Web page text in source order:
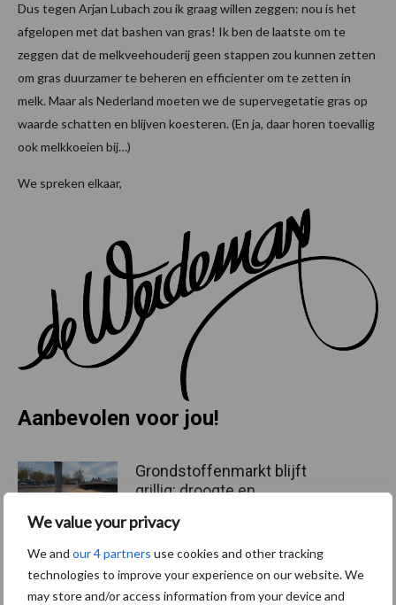
We value your privacy
We and our 4 partners use cookies and other tracking
technologies to improve your experience on our website. We
may store and/or access information from your device and
Dus tegen Arjan Lubach zou ik graag willen zeggen: nou is het
afgelopen met dat bashen van gras! Ik ben de laatste om te
zeggen dat de melkveehouderij geen stappen zou kunnen zetten
om gras duurzamer te beheren en efficienter om te zetten in
melk. Maar als Nederland moeten we de supervegetatie gras op
waarde schatten en blijven koesteren. (En ja, daar horen toevallig
ook melkkoeien bij…)
We spreken elkaar,
Aanbevolen voor jou!
Grondstoffenmarkt blijft
grillig: droogte en
in de greep
De speenhuid: een vaak